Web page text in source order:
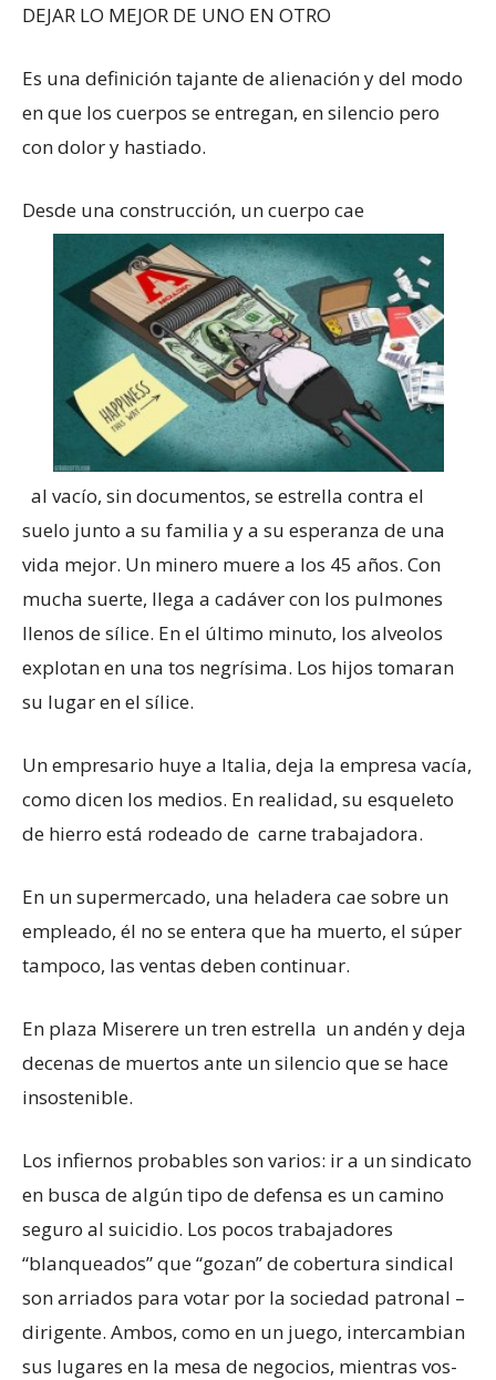
DEJAR LO MEJOR DE UNO EN OTRO
Es una definición tajante de alienación y del modo
en que los cuerpos se entregan, en silencio pero
con dolor y hastiado.
Desde una construcción, un cuerpo cae
al vacío, sin documentos, se estrella contra el
suelo junto a su familia y a su esperanza de una
vida mejor. Un minero muere a los 45 años. Con
mucha suerte, llega a cadáver con los pulmones
llenos de sílice. En el último minuto, los alveolos
explotan en una tos negrísima. Los hijos tomaran
su lugar en el sílice.
Un empresario huye a Italia, deja la empresa vacía,
como dicen los medios. En realidad, su esqueleto
de hierro está rodeado de carne trabajadora.
En un supermercado, una heladera cae sobre un
empleado, él no se entera que ha muerto, el súper
tampoco, las ventas deben continuar.
En plaza Miserere un tren estrella un andén y deja
decenas de muertos ante un silencio que se hace
insostenible.
Los infiernos probables son varios: ir a un sindicato
en busca de algún tipo de defensa es un camino
seguro al suicidio. Los pocos trabajadores
“blanqueados” que “gozan” de cobertura sindical
son arriados para votar por la sociedad patronal –
dirigente. Ambos, como en un juego, intercambian
sus lugares en la mesa de negocios, mientras vos-